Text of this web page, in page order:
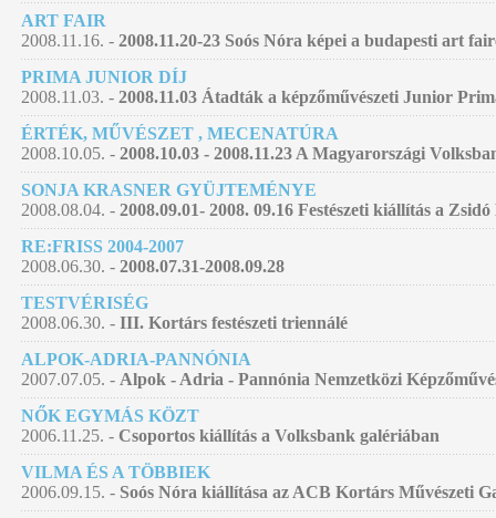
ART FAIR
2008.11.16. - 2008.11.20-23 Soós Nóra képei a budapesti art
PRIMA JUNIOR DÍJ
2008.11.03. - 2008.11.03 Átadták a képzőművészeti Junior
ÉRTÉK, MŰVÉSZET , MECENATÚRA
2008.10.05. - 2008.10.03 - 2008.11.23 A Magyarországi
SONJA KRASNER GYÜJTEMÉNYE
2008.08.04. - 2008.09.01- 2008. 09.16 Festészeti kiállítás a
RE:FRISS 2004-2007
2008.06.30. - 2008.07.31-2008.09.28
TESTVÉRISÉG
2008.06.30. - III. Kortárs festészeti triennálé
ALPOK-ADRIA-PANNÓNIA
2007.07.05. - Alpok - Adria - Pannónia Nemzetközi
NŐK EGYMÁS KÖZT
2006.11.25. - Csoportos kiállítás a Volksbank galériában
VILMA ÉS A TÖBBIEK
2006.09.15. - Soós Nóra kiállítása az ACB Kortárs Művészeti